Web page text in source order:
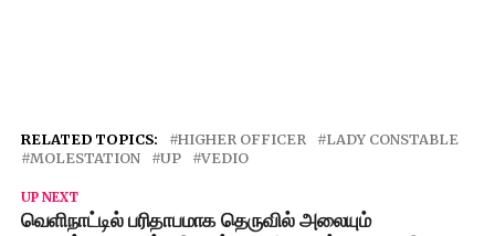
RELATED TOPICS: HIGHER OFFICER
LADY CONSTABLE
MOLESTATION
UP VEDIO
UP NEXT
வெளிநாட்டில் பரிதாபமாக தெருவில் அலையும்